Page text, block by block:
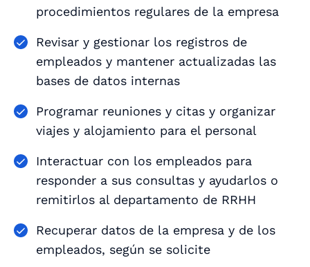
procedimientos regulares de la empresa
Revisar y gestionar los registros de
empleados y mantener actualizadas las
bases de datos internas
Programar reuniones y citas y organizar
viajes y alojamiento para el personal
Interactuar con los empleados para
responder a sus consultas y ayudarlos o
remitirlos al departamento de RRHH
Recuperar datos de la empresa y de los
empleados, según se solicite